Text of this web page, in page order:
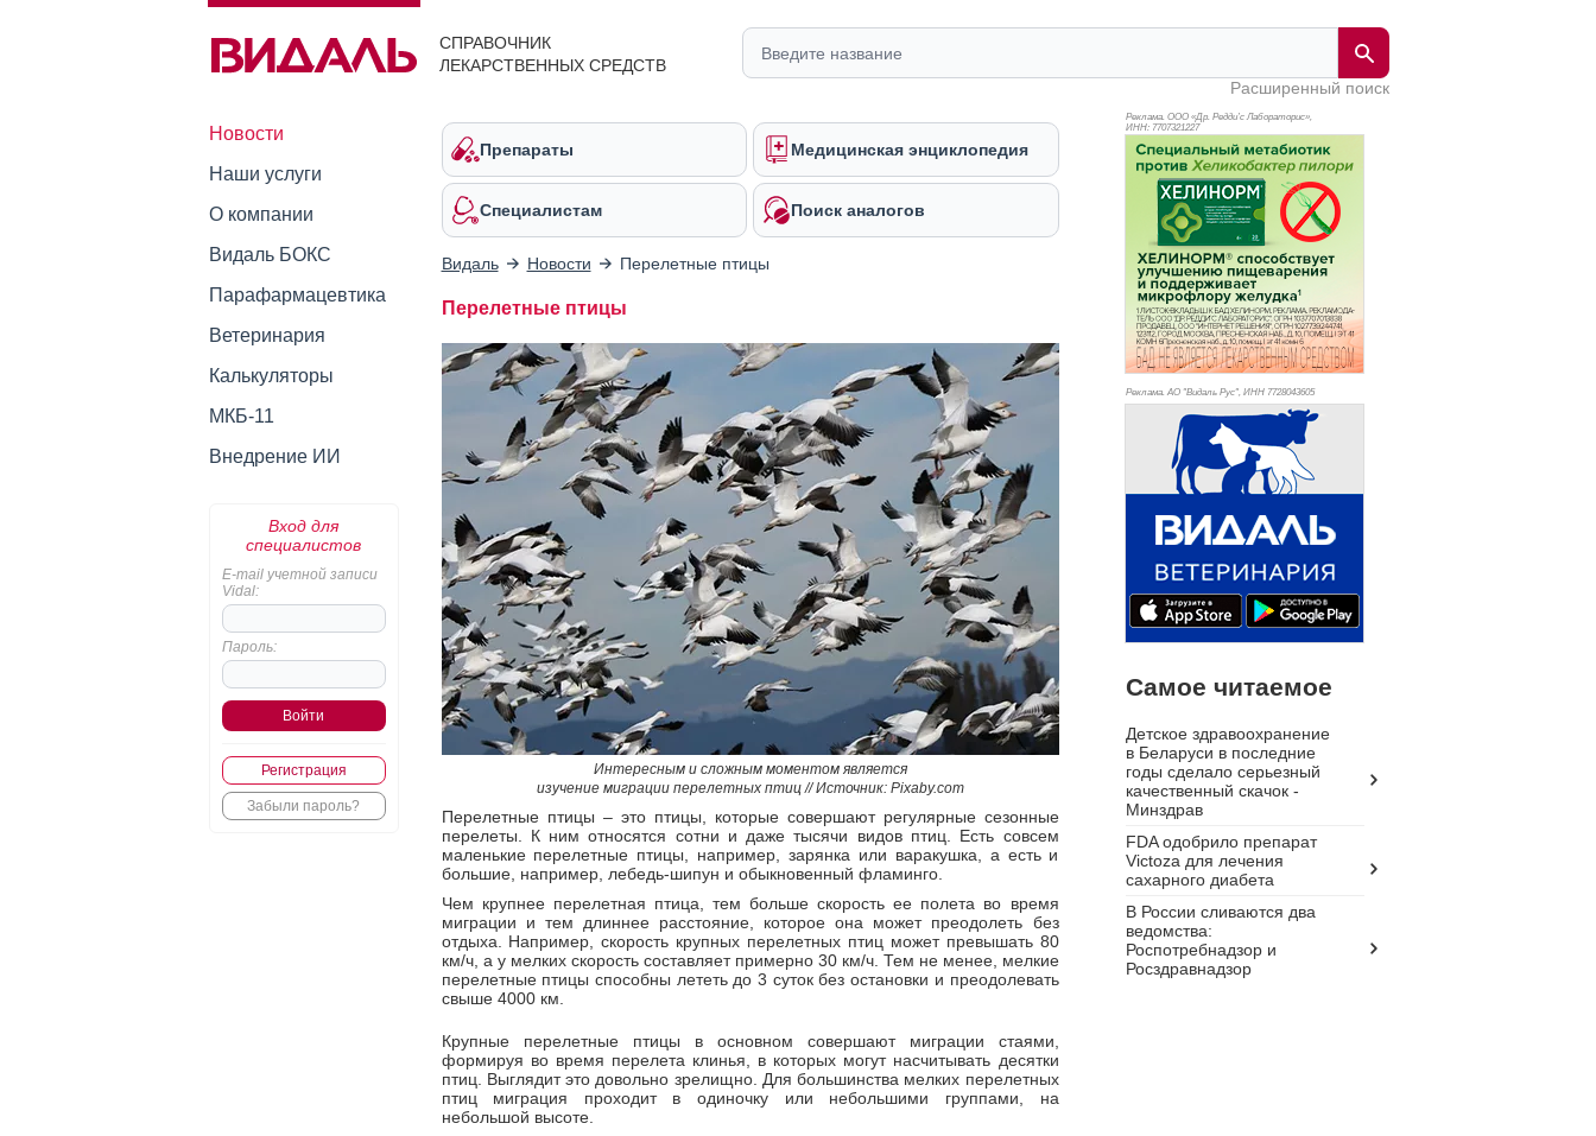
СПРАВОЧНИК
ЛЕКАРСТВЕННЫХ СРЕДСТВ
Расширенный поиск
Новости
Наши услуги
О компании
Видаль БОКС
Парафармацевтика
Ветеринария
Калькуляторы
МКБ-11
Внедрение ИИ
Вход для
специалистов
E-mail учетной записи
Vidal:
Пароль:
Регистрация
Забыли пароль?
Препараты Медицинская энциклопедия
Специалистам Поиск аналогов
Видаль Новости Перелетные птицы
Перелетные птицы
Интересным и сложным моментом является
изучение миграции перелетных птиц // Источник: Pixaby.com
Перелетные птицы – это птицы, которые совершают регулярные сезонные
перелеты. К ним относятся сотни и даже тысячи видов птиц. Есть совсем
маленькие перелетные птицы, например, зарянка или варакушка, а есть и
большие, например, лебедь-шипун и обыкновенный фламинго.
Чем крупнее перелетная птица, тем больше скорость ее полета во время
миграции и тем длиннее расстояние, которое она может преодолеть без
отдыха. Например, скорость крупных перелетных птиц может превышать 80
км/ч, а у мелких скорость составляет примерно 30 км/ч. Тем не менее, мелкие
перелетные птицы способны лететь до 3 суток без остановки и преодолевать
свыше 4000 км.
Крупные перелетные птицы в основном совершают миграции стаями,
формируя во время перелета клинья, в которых могут насчитывать десятки
птиц. Выглядит это довольно зрелищно. Для большинства мелких перелетных
птиц миграция проходит в одиночку или небольшими группами, на
небольшой высоте.
Реклама. ООО «Др. Редди’с Лабораторис»,
ИНН: 7707321227
Реклама. АО "Видаль Рус", ИНН 7728043605
Самое читаемое
Детское здравоохранение
в Беларуси в последние
годы сделало серьезный
качественный скачок -
Минздрав
FDA одобрило препарат
Victoza для лечения
сахарного диабета
В России сливаются два
ведомства:
Роспотребнадзор и
Росздравнадзор